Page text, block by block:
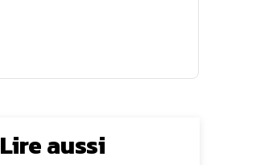
Lire aussi